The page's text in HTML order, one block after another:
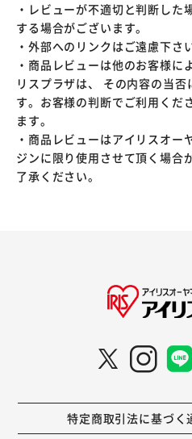
・レビューが不適切と判断した
する場合がございます。
・外部へのリンクはご遠慮下さい
・商品レビューは他のお客様に
リスプラザは、 その内容の当
す。お客様の判断でご利用くだ
ます。
・商品レビューはアイリスオー
ジンに限り使用させて頂く場合
了承ください。
特定商取引法に基づく